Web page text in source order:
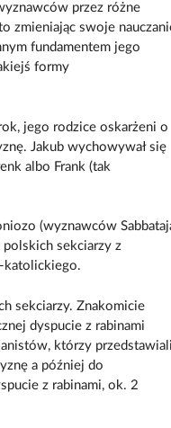
przez różne
zmieniając swoje
fundamentem jego
formy
jego rodzice oskarżeni o
Jakub wychowywał się
albo Frank (tak
(wyznawców
sekciarzy z
katolickiego.
sekciarzy. Znakomicie
dyspucie z rabinami
którzy przedstawiali
a później do
z rabinami, ok. 2